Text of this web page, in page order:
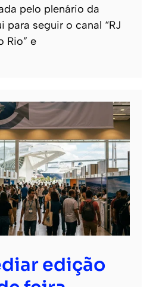
pelo plenário da
para seguir o canal “RJ
Rio” e
edição